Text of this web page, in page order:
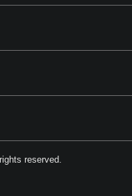
reserved.